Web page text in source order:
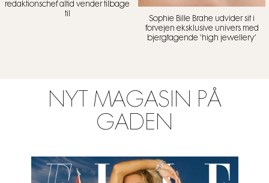
redaktionschef altid vender tilbage
til
Sophie Bille Brahe udvider sit i
forvejen eksklusive univers med
bjergtagende ‘high jewellery’
NYT MAGASIN PÅ
GADEN